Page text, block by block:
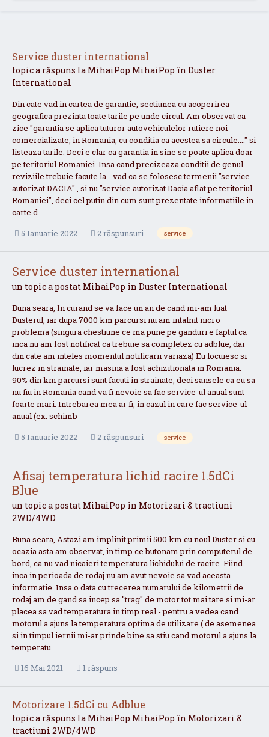
Service duster international
topic a răspuns la MihaiPop MihaiPop în Duster
International
Din cate vad in cartea de garantie, sectiunea cu acoperirea
geografica prezinta toate tarile pe unde circul. Am observat ca
zice "garantia se aplica tuturor autovehiculelor rutiere noi
comercializate, in Romania, cu conditia ca acestea sa circule...." si
listeaza tarile. Deci e clar ca garantia in sine se poate aplica doar
pe teritoriul Romaniei. Insa cand precizeaza conditii de genul -
reviziile trebuie facute la - vad ca se folosesc termenii "service
autorizat DACIA" , si nu "service autorizat Dacia aflat pe teritoriul
Romaniei", deci cel putin din cum sunt prezentate informatiile in
carte d
5 Ianuarie 2022
2 răspunsuri service
Service duster international
un topic a postat MihaiPop în Duster International
Buna seara, In curand se va face un an de cand mi-am luat
Dusterul, iar dupa 7000 km parcursi nu am intalnit nici o
problema (singura chestiune ce ma pune pe ganduri e faptul ca
inca nu am fost notificat ca trebuie sa completez cu adblue, dar
din cate am inteles momentul notificarii variaza) Eu locuiesc si
lucrez in strainate, iar masina a fost achizitionata in Romania.
90% din km parcursi sunt facuti in strainate, deci sansele ca eu sa
nu fiu in Romania cand va fi nevoie sa fac service-ul anual sunt
foarte mari. Intrebarea mea ar fi, in cazul in care fac service-ul
anual (ex: schimb
5 Ianuarie 2022
2 răspunsuri service
Afisaj temperatura lichid racire 1.5dCi
Blue
un topic a postat MihaiPop în Motorizari & tractiuni
2WD/4WD
Buna seara, Astazi am implinit primii 500 km cu noul Duster si cu
ocazia asta am observat, in timp ce butonam prin computerul de
bord, ca nu vad nicaieri temperatura lichidului de racire. Fiind
inca in perioada de rodaj nu am avut nevoie sa vad aceasta
informatie. Insa o data cu trecerea numarului de kilometrii de
rodaj am de gand sa incep sa "trag" de motor tot mai tare si mi-ar
placea sa vad temperatura in timp real - pentru a vedea cand
motorul a ajuns la temperatura optima de utilizare ( de asemenea
si in timpul iernii mi-ar prinde bine sa stiu cand motorul a ajuns la
temperatu
16 Mai 2021
1 răspuns
Motorizare 1.5dCi cu Adblue
topic a răspuns la MihaiPop MihaiPop în Motorizari &
tractiuni 2WD/4WD